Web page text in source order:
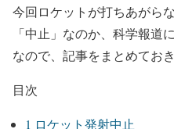
今回ロケットが打ちあがら
「中止」なのか、科学報道
なので、記事をまとめてお
目次
1 ロケット発射中止